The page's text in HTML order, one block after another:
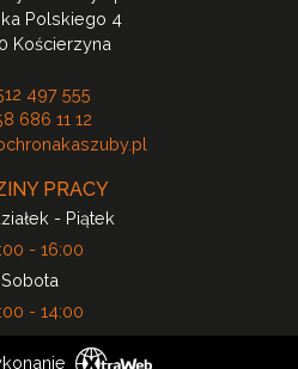
Polskiego 4
Kościerzyna
497 555
686 11 12
PRACY
- Piątek
- 16:00
Sobota
- 14:00